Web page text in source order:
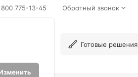
775-13-45 Обратный звонок
Готовые решения